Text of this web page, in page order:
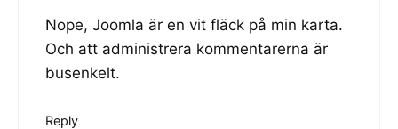
Nope, Joomla är en vit fläck på min karta.
Och att administrera kommentarerna är
busenkelt.
Reply